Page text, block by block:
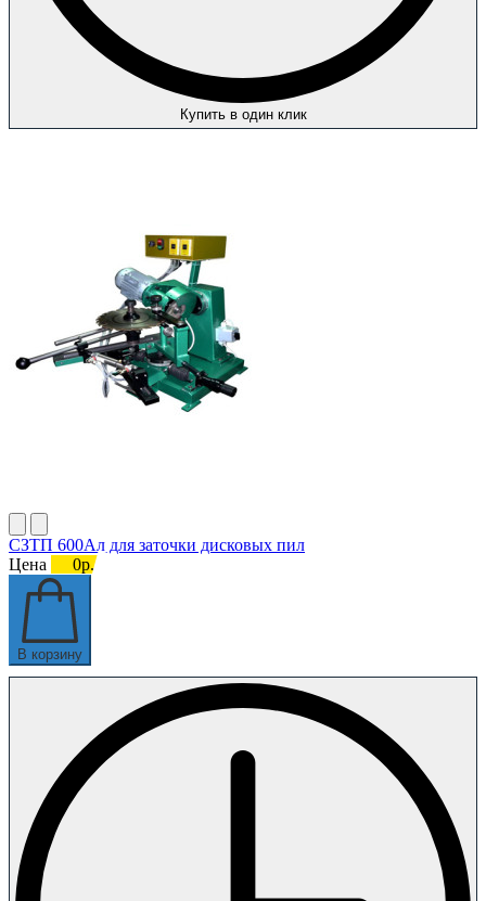
Купить в один клик
СЗТП 600Ал для заточки дисковых пил
Цена
0р.
В корзину